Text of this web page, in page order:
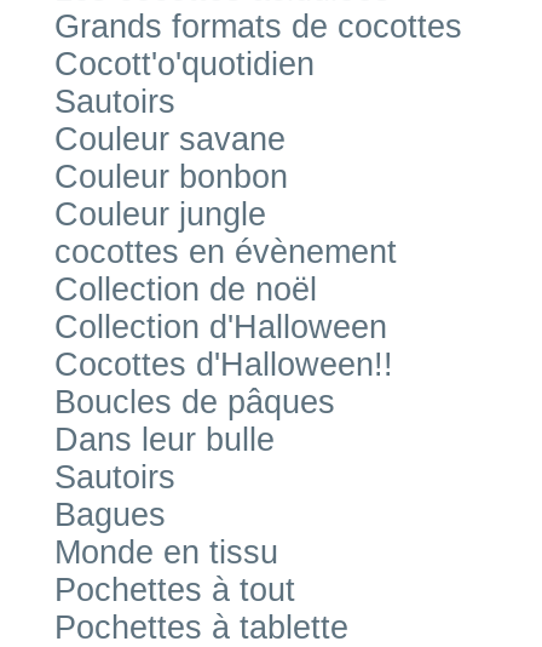
Grands formats de cocottes
Cocott'o'quotidien
Sautoirs
Couleur savane
Couleur bonbon
Couleur jungle
cocottes en évènement
Collection de noël
Collection d'Halloween
Cocottes d'Halloween!!
Boucles de pâques
Dans leur bulle
Sautoirs
Bagues
Monde en tissu
Pochettes à tout
Pochettes à tablette